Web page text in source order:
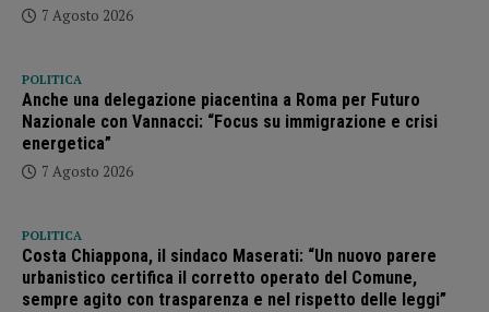
7 Agosto 2026
POLITICA
Anche una delegazione piacentina a Roma per Futuro
Nazionale con Vannacci: “Focus su immigrazione e crisi
energetica”
7 Agosto 2026
POLITICA
Costa Chiappona, il sindaco Maserati: “Un nuovo parere
urbanistico certifica il corretto operato del Comune,
sempre agito con trasparenza e nel rispetto delle leggi”